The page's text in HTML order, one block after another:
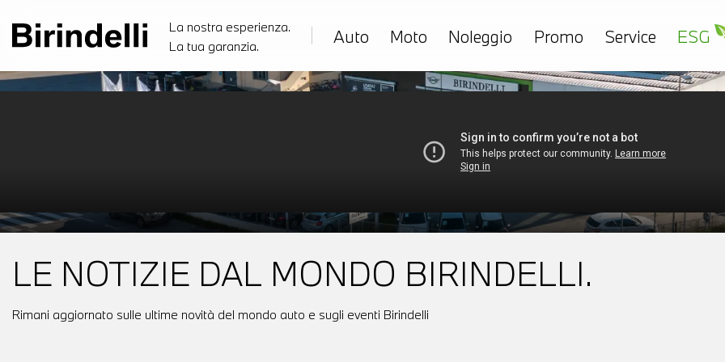
La nostra esperienza.
La tua garanzia.
Auto Moto Noleggio Promo Service ESG
LE NOTIZIE DAL MONDO BIRINDELLI.
Rimani aggiornato sulle ultime novità del mondo auto e sugli eventi Birindelli